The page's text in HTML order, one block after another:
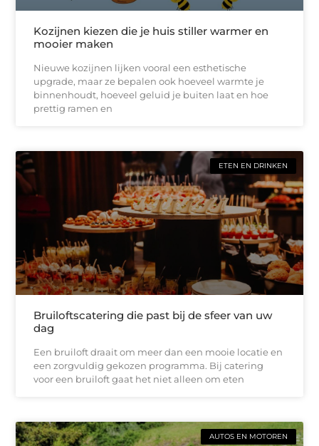
Kozijnen kiezen die je huis stiller warmer en
mooier maken
Nieuwe kozijnen lijken vooral een esthetische
upgrade, maar ze bepalen ook hoeveel warmte je
binnenhoudt, hoeveel geluid je buiten laat en hoe
prettig ramen en
ETEN EN DRINKEN
Bruiloftscatering die past bij de sfeer van uw
dag
Een bruiloft draait om meer dan een mooie locatie en
een zorgvuldig gekozen programma. Bij catering
voor een bruiloft gaat het niet alleen om eten
AUTOS EN MOTOREN